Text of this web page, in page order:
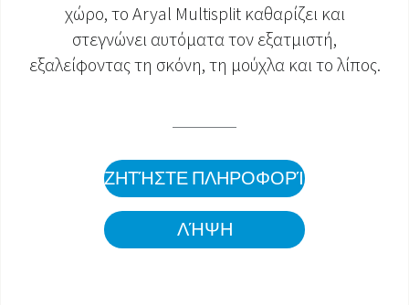
χώρο, το Aryal Multisplit καθαρίζει και
στεγνώνει αυτόματα τον εξατμιστή,
εξαλείφοντας τη σκόνη, τη μούχλα και το λίπος.
ΖΗΤΉΣΤΕ ΠΛΗΡΟΦΟΡΊΕΣ
ΛΉΨΗ